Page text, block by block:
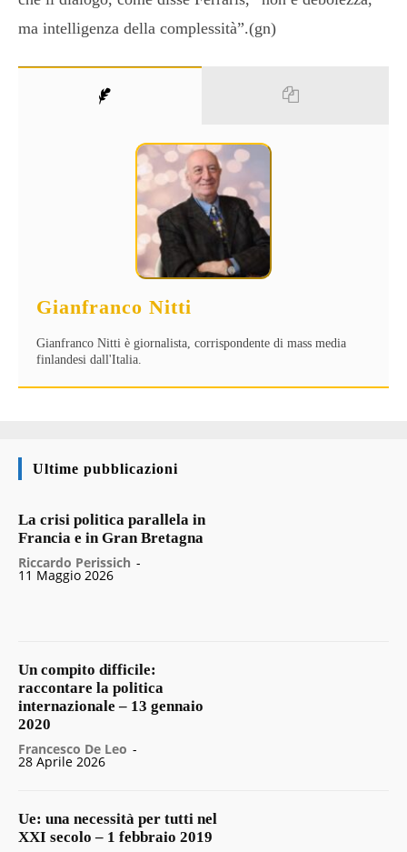
ma intelligenza della complessità”.(gn)
Gianfranco Nitti
Gianfranco Nitti è giornalista, corrispondente di mass media
finlandesi dall'Italia.
Ultime pubblicazioni
La crisi politica parallela in
Francia e in Gran Bretagna
Riccardo Perissich -
11 Maggio 2026
Un compito difficile:
raccontare la politica
internazionale – 13 gennaio
2020
Francesco De Leo -
28 Aprile 2026
Ue: una necessità per tutti nel
XXI secolo – 1 febbraio 2019